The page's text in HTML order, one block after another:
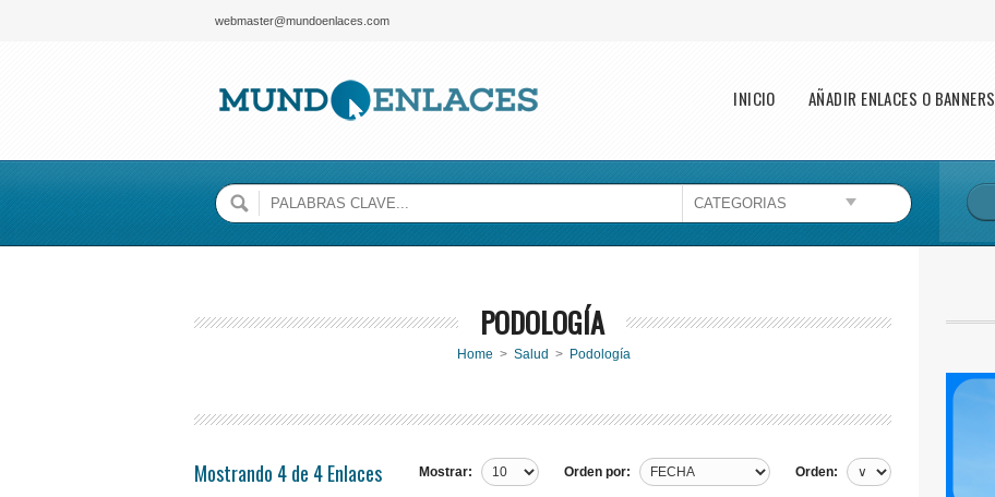
webmaster@mundoenlaces.com
Main menu
INICIO AÑADIR ENLACES O BANNERS
Esta página no puede cargar Google Maps
¿Eres el propietario de este sitio web?
PODOLOGÍA
Home > Salud > Podología
Mostrando 4 de 4 Enlaces Mostrar: Orden por: Orden: